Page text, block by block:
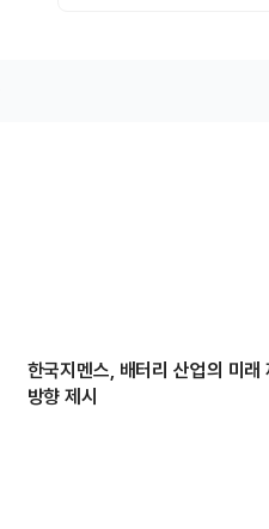
한국지멘스, 배터리 산업의 미래
방향 제시